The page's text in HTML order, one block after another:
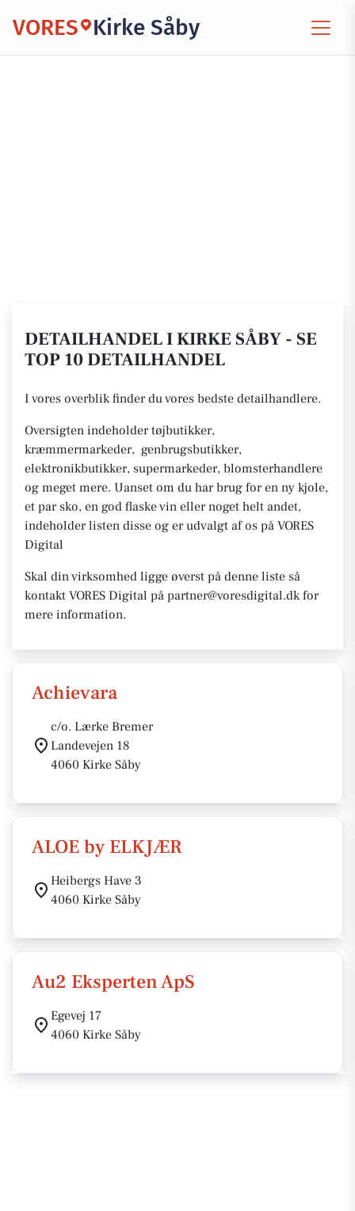
VORES Kirke Såby
DETAILHANDEL I KIRKE SÅBY - SE
TOP 10 DETAILHANDEL
I vores overblik finder du vores bedste detailhandlere.
Oversigten indeholder tøjbutikker,
kræmmermarkeder, genbrugsbutikker,
elektronikbutikker, supermarkeder, blomsterhandlere
og meget mere. Uanset om du har brug for en ny kjole,
et par sko, en god flaske vin eller noget helt andet,
indeholder listen disse og er udvalgt af os på VORES
Digital
Skal din virksomhed ligge øverst på denne liste så
kontakt VORES Digital på partner@voresdigital.dk for
mere information.
Achievara
c/o. Lærke Bremer
Landevejen 18
4060 Kirke Såby
ALOE by ELKJÆR
Heibergs Have 3
4060 Kirke Såby
Au2 Eksperten ApS
Egevej 17
4060 Kirke Såby